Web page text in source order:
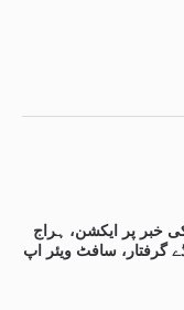
خبر پر ایکشن، ہراج
کے 4 غنڈے گرفتار، سافٹ ویئر اپ